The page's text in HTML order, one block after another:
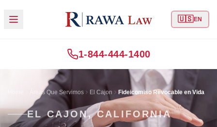
🇺🇸EN
1-844-444-1400
Áreas Que Servimos El Cajon Fideicomiso Revocable en Vida
EL CAJON, CALIFORNIA